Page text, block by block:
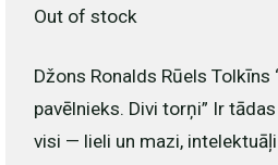
Out of stock
Džons Ronalds Rūels Tolkīns
pavēlnieks. Divi torņi” Ir
visi — lieli un mazi,